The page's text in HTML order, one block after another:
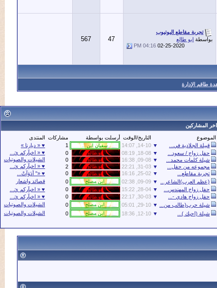
مقاطع اليوتيوب
ابو طالع
02-25-2020
04:16 PM
567
التاريخ/الوقت أرسلت بواسطة مشاركاتالمنتدى
الجلادية في...
▼
14-10, 14:07
♥ « ديارنا »
/ سعود...
▼
18-08, 08:19
0
♥ « اخبآركم يَ...
كلمات محمد...
▼
09-08, 16:38
0
الشيلات والصوتيات
من حفل...
▼
31-03, 22:21
2
♥ « اخبآركم يَ...
مقاطع...
25-02, 16:16
0
♥ «" أدَۈآتْ...
العرب)الشاعر... ▼
09-09, 02:38
0
قصائد واشعار
المهندس...
▼
28-04, 15:22
0
♥ « اخبآركم يَ...
هادي -...
▼
30-03, 22:17
0
♥ « اخبآركم يَ...
حرب(طالب من... ▼
29-10, 05:01
0
الشيلات والصوتيات
(احبك )...
12-10, 18:36
0 الشيلات والصوتيات